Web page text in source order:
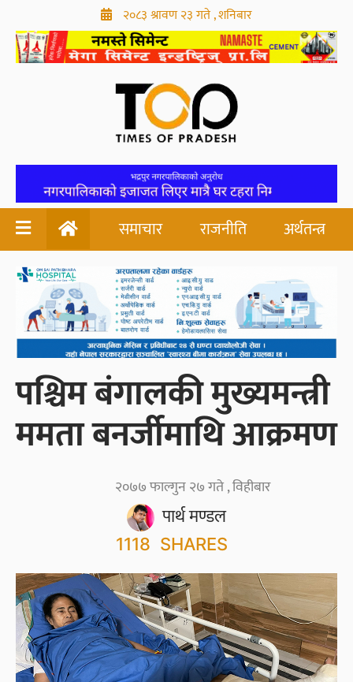
२०८३ श्रावण २३ गते , शनिबार
समाचार राजनीति अर्थतन्त्र
पश्चिम बंगालकी मुख्यमन्त्री
ममता बनर्जीमाथि आक्रमण
पार्थ मण्डल
२०७७ फाल्गुन २७ गते , विहीबार
1118 SHARES